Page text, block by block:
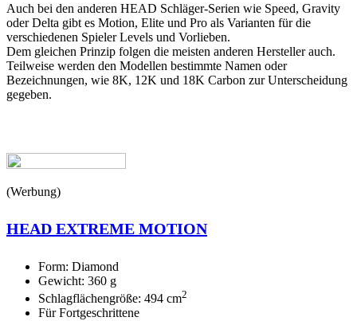
Auch bei den anderen HEAD Schläger-Serien wie Speed, Gravity
oder Delta gibt es Motion, Elite und Pro als Varianten für die
verschiedenen Spieler Levels und Vorlieben.
Dem gleichen Prinzip folgen die meisten anderen Hersteller auch.
Teilweise werden den Modellen bestimmte Namen oder
Bezeichnungen, wie 8K, 12K und 18K Carbon zur Unterscheidung
gegeben.
(Werbung)
HEAD EXTREME MOTION
Form: Diamond
Gewicht: 360 g
Schlagflächengröße: 494 cm2
Für Fortgeschrittene